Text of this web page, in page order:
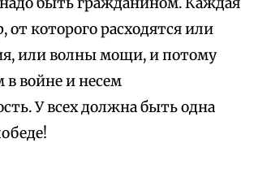
от которого расходятся или
или волны мощи, и потому
в войне и несем
У всех должна быть одна